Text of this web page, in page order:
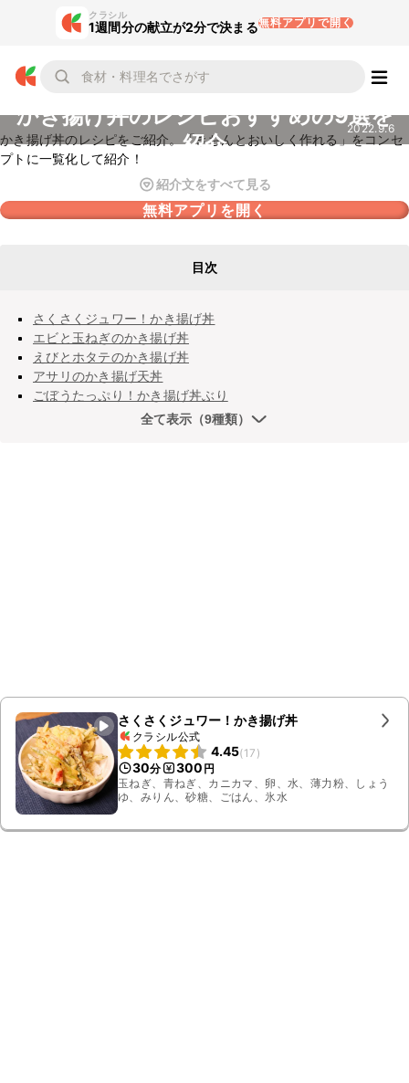
クラシル
1週間分の献立が2分で決まる無料アプリで開く
かき揚げ丼のレシピおすすめの9選を
紹介
2022.9.6
かき揚げ丼のレシピをご紹介。「きちんとおいしく作れる」をコンセ
プトに一覧化して紹介！
紹介文をすべて見る
無料アプリを開く
目次
さくさくジュワー！かき揚げ丼
エビと玉ねぎのかき揚げ丼
えびとホタテのかき揚げ丼
アサリのかき揚げ天丼
ごぼうたっぷり！かき揚げ丼ぶり
全て表示（9種類）
さくさくジュワー！かき揚げ丼
クラシル公式
4.45(17 )
30分 300 円
玉ねぎ、青ねぎ、カニカマ、卵、水、薄力粉、しょう
ゆ、みりん、砂糖、ごはん、氷水